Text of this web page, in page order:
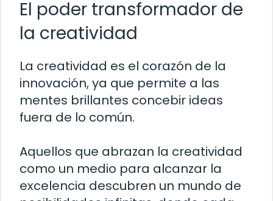
El poder transformador de
la creatividad
La creatividad es el corazón de la
innovación, ya que permite a las
mentes brillantes concebir ideas
fuera de lo común.
Aquellos que abrazan la creatividad
como un medio para alcanzar la
excelencia descubren un mundo de